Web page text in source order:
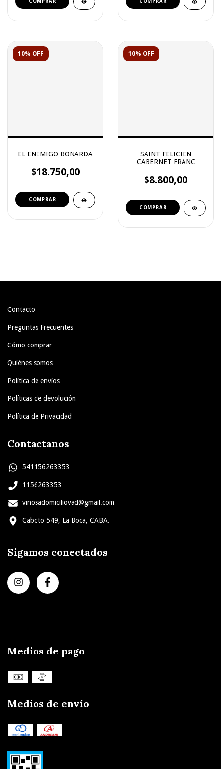
10% OFF
EL ENEMIGO BONARDA
$18.750,00
10% OFF
SAINT FELICIEN
CABERNET FRANC
$8.800,00
Contacto
Preguntas Frecuentes
Cómo comprar
Quiénes somos
Política de envíos
Políticas de devolución
Política de Privacidad
Contactanos
541156263353
1156263353
vinosadomiciliovad@gmail.com
Caboto 549, La Boca, CABA.
Sigamos conectados
Medios de pago
Medios de envío